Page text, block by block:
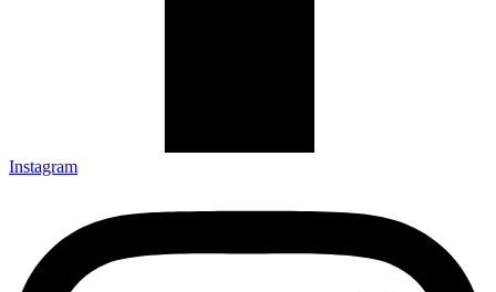
Instagram